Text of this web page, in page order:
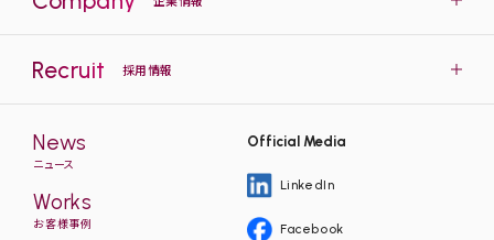
Recruit 採用情報
News
ニュース
Works
お客様事例
Official Media
LinkedIn
Facebook